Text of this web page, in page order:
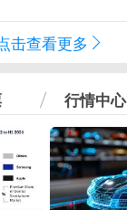
击查看更多
行情中心